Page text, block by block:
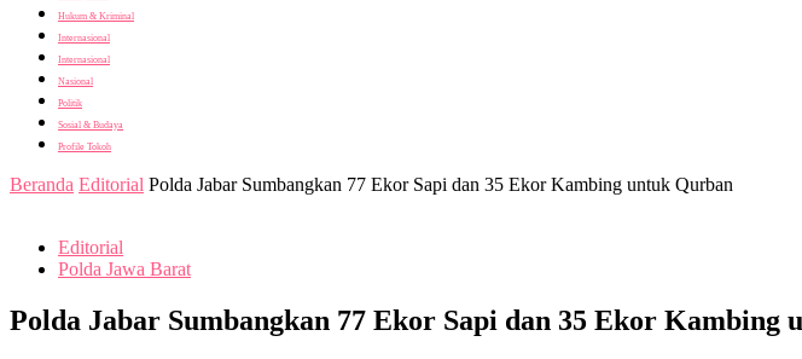
Hukum & Kriminal
Internasional
Internasional
Nasional
Politik
Sosial & Budaya
Profile Tokoh
Beranda Editorial Polda Jabar Sumbangkan 77 Ekor Sapi dan 35 Ekor Kambing untuk Qurban
Editorial
Polda Jawa Barat
Polda Jabar Sumbangkan 77 Ekor Sapi dan 35 Ekor Kambing